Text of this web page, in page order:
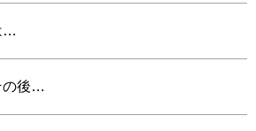
…
の後…